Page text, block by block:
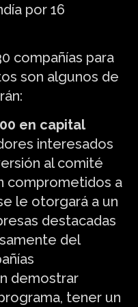
por 16
compañías para
son algunos de
en capital
interesados
al comité
comprometidos a
le otorgará a un
destacadas
del
demostrar
tener un